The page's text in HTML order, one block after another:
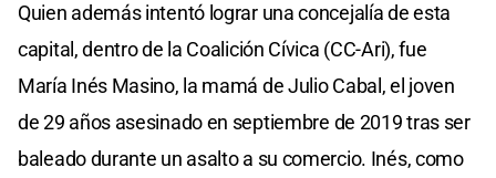
Quien además intentó lograr una concejalía de esta
capital, dentro de la Coalición Cívica (CC-Ari), fue
María Inés Masino, la mamá de Julio Cabal, el joven
de 29 años asesinado en septiembre de 2019 tras ser
baleado durante un asalto a su comercio. Inés, como